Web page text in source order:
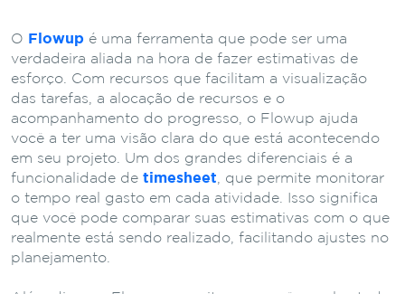
O Flowup é uma ferramenta que pode ser uma
verdadeira aliada na hora de fazer estimativas de
esforço. Com recursos que facilitam a visualização
das tarefas, a alocação de recursos e o
acompanhamento do progresso, o Flowup ajuda
você a ter uma visão clara do que está acontecendo
em seu projeto. Um dos grandes diferenciais é a
funcionalidade de timesheet , que permite monitorar
o tempo real gasto em cada atividade. Isso significa
que você pode comparar suas estimativas com o que
realmente está sendo realizado, facilitando ajustes no
planejamento.